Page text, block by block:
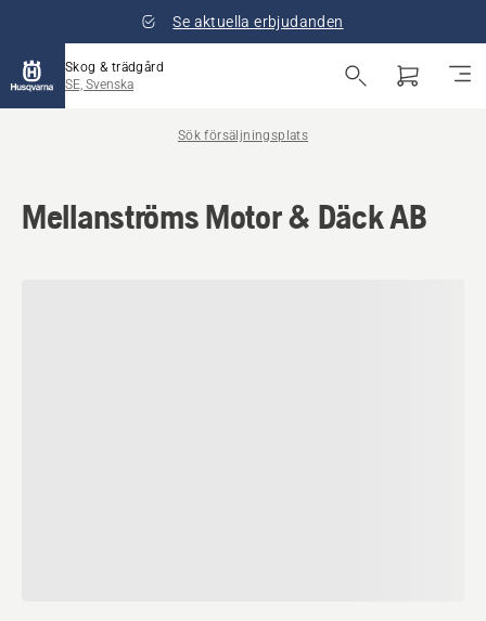
Se aktuella erbjudanden
Skog & trädgård
SE, Svenska
Sök försäljningsplats
Mellanströms Motor & Däck AB